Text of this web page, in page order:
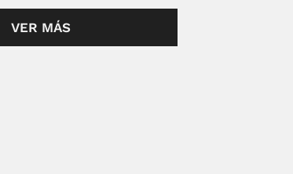
VER MÁS